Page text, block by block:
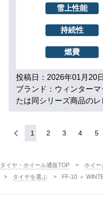
雪上性能
持続性
燃費
投稿日：2026年01月20日
ブランド：ウィンター
たは同シリーズ商品の
1 2 3 4 5
タイヤ・ホイール通販TOP ホイー
タイヤを選ぶ
FF-10 ＋